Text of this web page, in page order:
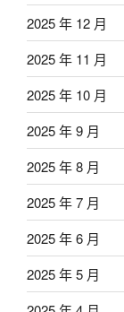
2025 年 12 月
2025 年 11 月
2025 年 10 月
2025 年 9 月
2025 年 8 月
2025 年 7 月
2025 年 6 月
2025 年 5 月